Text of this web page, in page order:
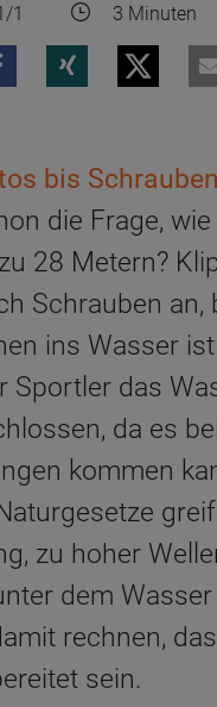
/1 3 Minuten
bis Schrauben
die Frage,
28 Metern?
Schrauben
ins Wasser
Sportler das
da es
kommen
zu hoher
dem
rechnen,
sein.